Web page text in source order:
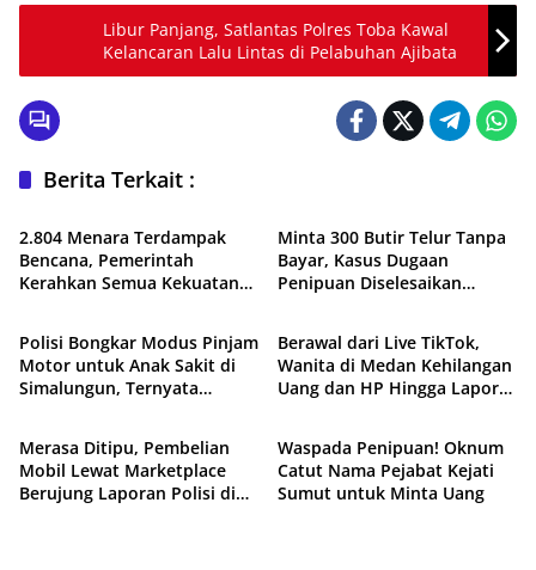
Libur Panjang, Satlantas Polres Toba Kawal
Kelancaran Lalu Lintas di Pelabuhan Ajibata
Berita Terkait :
Daerah
2.804 Menara Terdampak
Bencana, Pemerintah
Kerahkan Semua Kekuatan
Minta 300 Butir Telur Tanpa
Bayar, Kasus Dugaan
Penipuan Diselesaikan
Hukum & Kriminal
Polisi Bongkar Modus Pinjam
Motor untuk Anak Sakit di
Simalungun, Ternyata
Peristiwa
Berawal dari Live TikTok,
Wanita di Medan Kehilangan
Uang dan HP Hingga Lapor
Hukum & Kriminal
Merasa Ditipu, Pembelian
Mobil Lewat Marketplace
Berujung Laporan Polisi di
Hukum & Kriminal
Waspada Penipuan! Oknum
Catut Nama Pejabat Kejati
Sumut untuk Minta Uang